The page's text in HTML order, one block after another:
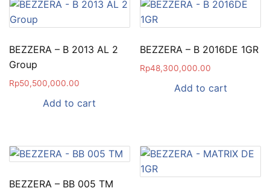
BEZZERA – B 2013 AL 2
Group
Rp50,500,000.00
Add to cart
BEZZERA – B 2016DE 1GR
Rp48,300,000.00
Add to cart
BEZZERA – BB 005 TM